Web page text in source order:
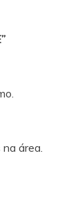
área.